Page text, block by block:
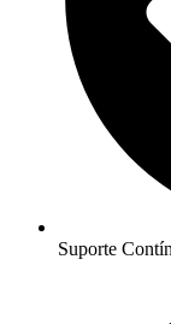
Suporte